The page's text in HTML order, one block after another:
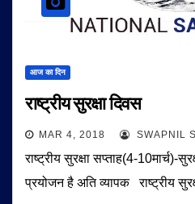
आज का दिन
राष्ट्रीय सुरक्षा दिवस
MAR 4, 2018 SWAPNIL
राष्ट्रीय सुरक्षा सप्ताह(4-
प्रयोजन है अति व्यापक राष्ट्रीय